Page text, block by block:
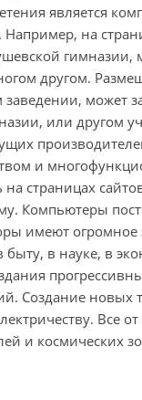
является
на
гимназии,
другом.
может
или другом
и
страницах
Компьютеры
имеют
в науке, в
Создание новых
Все
и космических